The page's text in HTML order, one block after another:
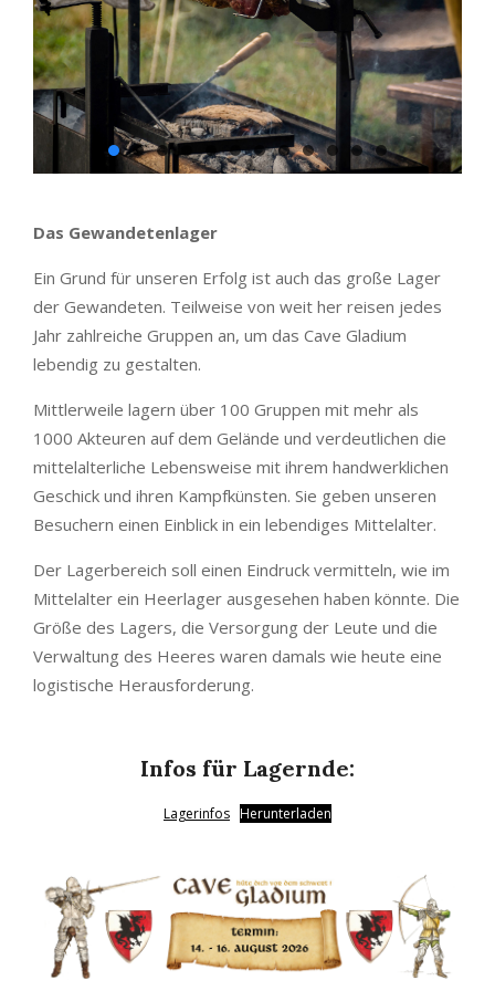
Das Gewandetenlager
Ein Grund für unseren Erfolg ist auch das große Lager
der Gewandeten. Teilweise von weit her reisen jedes
Jahr zahlreiche Gruppen an, um das Cave Gladium
lebendig zu gestalten.
Mittlerweile lagern über 100 Gruppen mit mehr als
1000 Akteuren auf dem Gelände und verdeutlichen die
mittelalterliche Lebensweise mit ihrem handwerklichen
Geschick und ihren Kampfkünsten. Sie geben unseren
Besuchern einen Einblick in ein lebendiges Mittelalter.
Der Lagerbereich soll einen Eindruck vermitteln, wie im
Mittelalter ein Heerlager ausgesehen haben könnte. Die
Größe des Lagers, die Versorgung der Leute und die
Verwaltung des Heeres waren damals wie heute eine
logistische Herausforderung.
Infos für Lagernde:
Lagerinfos Herunterladen